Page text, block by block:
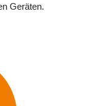
Geräten.